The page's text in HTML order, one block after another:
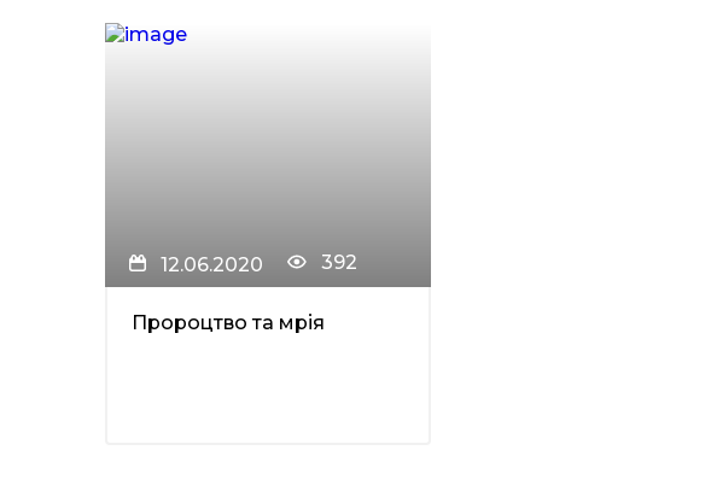
12.06.2020 392
Пророцтво та мрія